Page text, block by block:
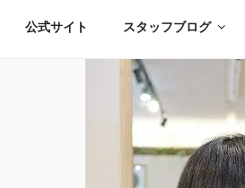
公式サイト スタッフブログ